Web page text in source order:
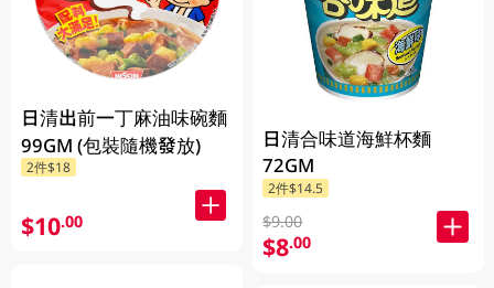
日清出前一丁麻油味碗麵
99GM (包裝隨機發放)
2件$18
$10.00
日清合味道海鮮杯麵
72GM
2件$14.5
$9.00
$8.00